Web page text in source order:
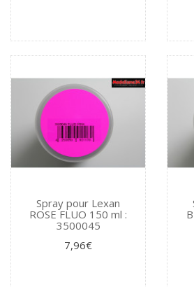
Spray pour Lexan
ROSE FLUO 150 ml :
3500045
7,96€